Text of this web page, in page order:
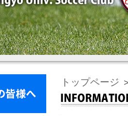
トップページ